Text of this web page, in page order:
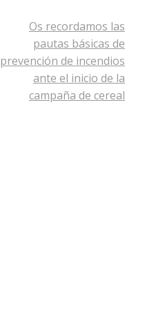
Os recordamos las
pautas básicas de
prevención de incendios
ante el inicio de la
campaña de cereal